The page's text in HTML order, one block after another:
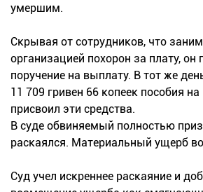
умершим.
Скрывая от сотрудников, что
организацией похорон за плату, он
поручение на выплату. В тот же
11 709 гривен 66 копеек пособия на
присвоил эти средства.
В суде обвиняемый полностью
раскаялся. Материальный ущерб
Суд учел искреннее раскаяние и